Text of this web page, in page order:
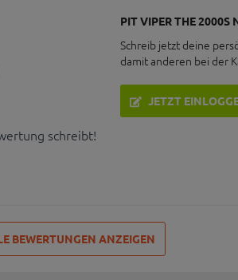
schreibt!
PIT VIPER THE 2000S
Schreib jetzt deine
damit anderen bei der
JETZT
BEWERTUNGEN ANZEIGEN